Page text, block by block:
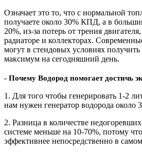
Означает это то, что с нормальной
получаете около 30% КПД, а в
20%, из-за потерь от трения
радиаторе и коллекторах.
могут в стендовых условиях получить
максимум на сегодняшний день.
- Почему Водород помогает достичь
1. Для того чтобы генерировать 1-2
нам нужен генератор водорода около
2. Разница в количестве
системе меньше на 10-70%, потому
эффективнее непосредственно в